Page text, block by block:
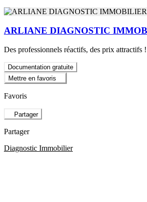
ARLIANE DIAGNOSTIC
Des professionnels réactifs, des prix attractifs !
Documentation gratuite
Mettre en favoris
Favoris
Partager
Partager
Diagnostic Immobilier